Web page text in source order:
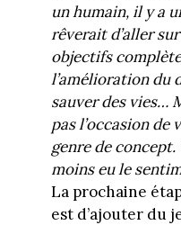
un humain, il y a
rêverait d’aller
objectifs
l’amélioration du
sauver des vies…
pas l’occasion de
genre de
moins eu le
La prochaine
est d’ajouter du